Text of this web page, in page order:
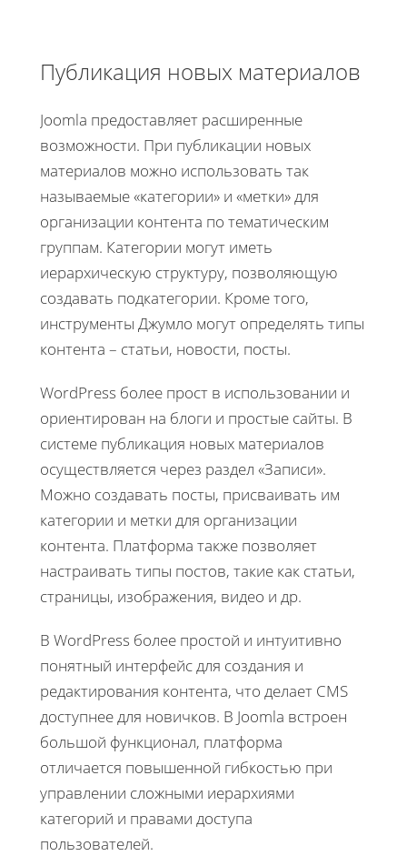
Публикация новых материалов
Joomla предоставляет расширенные
возможности. При публикации новых
материалов можно использовать так
называемые «категории» и «метки» для
организации контента по тематическим
группам. Категории могут иметь
иерархическую структуру, позволяющую
создавать подкатегории. Кроме того,
инструменты Джумло могут определять типы
контента – статьи, новости, посты.
WordPress более прост в использовании и
ориентирован на блоги и простые сайты. В
системе публикация новых материалов
осуществляется через раздел «Записи».
Можно создавать посты, присваивать им
категории и метки для организации
контента. Платформа также позволяет
настраивать типы постов, такие как статьи,
страницы, изображения, видео и др.
В WordPress более простой и интуитивно
понятный интерфейс для создания и
редактирования контента, что делает CMS
доступнее для новичков. В Joomla встроен
большой функционал, платформа
отличается повышенной гибкостью при
управлении сложными иерархиями
категорий и правами доступа
пользователей.